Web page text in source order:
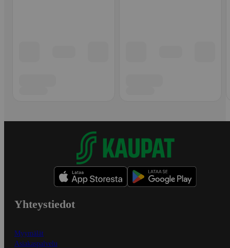
Yhteystiedot
Myymälät
Asiakaspalvelu